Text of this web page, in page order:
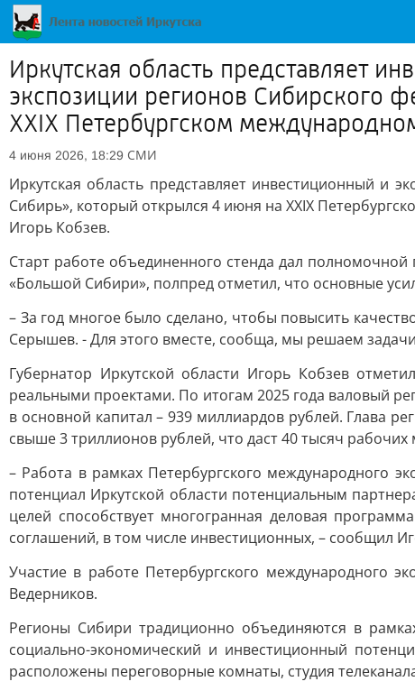
Иркутская область представляет
экспозиции регионов Сибирского
XXIX Петербургском
4 июня 2026, 18:29 СМИ
Иркутская область представляет инвестиционный и
Сибирь», который открылся 4 июня на XXIX
Игорь Кобзев.
Старт работе объединенного стенда дал
«Большой Сибири», полпред отметил, что основные
– За год многое было сделано, чтобы повысить
Серышев. - Для этого вместе, сообща, мы решаем
Губернатор Иркутской области Игорь Кобзев
реальными проектами. По итогам 2025 года валовый
в основной капитал – 939 миллиардов рублей. Глава
свыше 3 триллионов рублей, что даст 40 тысяч рабочих
– Работа в рамках Петербургского международного
потенциал Иркутской области потенциальным
целей способствует многогранная деловая
соглашений, в том числе инвестиционных, – сообщил
Участие в работе Петербургского международного
Ведерников.
Регионы Сибири традиционно объединяются в
социально-экономический и инвестиционный
расположены переговорные комнаты, студия